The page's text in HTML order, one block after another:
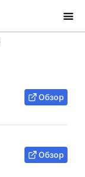
Обзор
Обзор